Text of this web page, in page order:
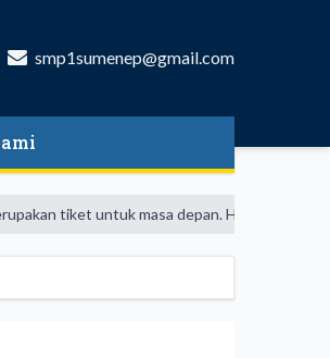
smp1sumenep@gmail.com
tiket untuk masa depan. Hari esok untuk